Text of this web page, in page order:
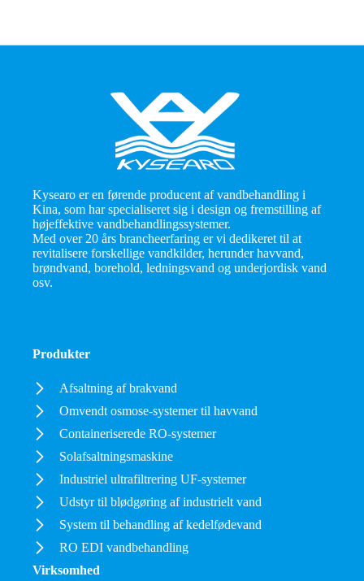
Kysearo er en førende producent af vandbehandling i
Kina, som har specialiseret sig i design og fremstilling af
højeffektive vandbehandlingssystemer.
Med over 20 års brancheerfaring er vi dedikeret til at
revitalisere forskellige vandkilder, herunder havvand,
brøndvand, borehold, ledningsvand og underjordisk vand
osv.
Produkter
Afsaltning af brakvand
Omvendt osmose-systemer til havvand
Containeriserede RO-systemer
Solafsaltningsmaskine
Industriel ultrafiltrering UF-systemer
Udstyr til blødgøring af industrielt vand
System til behandling af kedelfødevand
RO EDI vandbehandling
Virksomhed